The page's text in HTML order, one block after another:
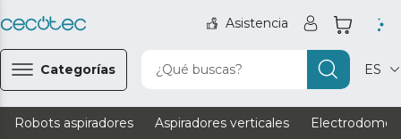
Asistencia
Categorías ¿Qué buscas? ES
Robots aspiradores Aspiradores verticales